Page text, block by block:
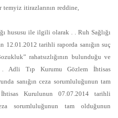
itirazlarının reddine,
hususu ile ilgili olarak . . Ruh Sağlığı
12.01.2012 tarihli raporda sanığın suç
rahatsızlığının bulunduğu ve
. Adli Tıp Kurumu Gözlem İhtisas
sanığın ceza sorumluluğunun tam
Kurulunun 07.07.2014 tarihli
sorumluluğunun tam olduğunun